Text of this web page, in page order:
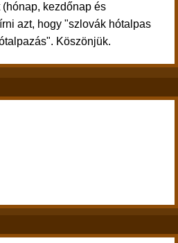
kezdőnap és
azt, hogy "szlovák hótalpas
Köszönjük.